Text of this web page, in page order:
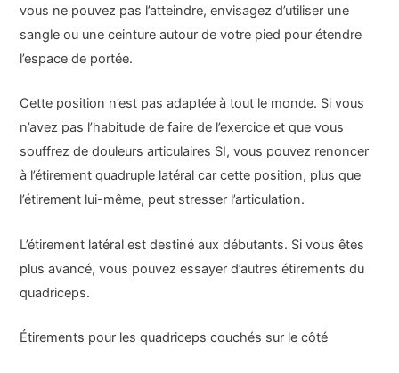
vous ne pouvez pas l’atteindre, envisagez d’utiliser une
sangle ou une ceinture autour de votre pied pour étendre
l’espace de portée.
Cette position n’est pas adaptée à tout le monde. Si vous
n’avez pas l’habitude de faire de l’exercice et que vous
souffrez de douleurs articulaires SI, vous pouvez renoncer
à l’étirement quadruple latéral car cette position, plus que
l’étirement lui-même, peut stresser l’articulation.
L’étirement latéral est destiné aux débutants. Si vous êtes
plus avancé, vous pouvez essayer d’autres étirements du
quadriceps.
Étirements pour les quadriceps couchés sur le côté